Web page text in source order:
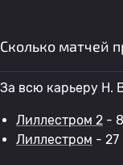
Сколько матчей
За всю карьеру H.
Лиллестром 2 - 8
Лиллестром - 27